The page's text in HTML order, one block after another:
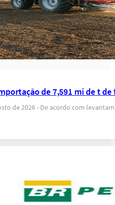
de 7,591 mi de t
de 2026 - De acordo com